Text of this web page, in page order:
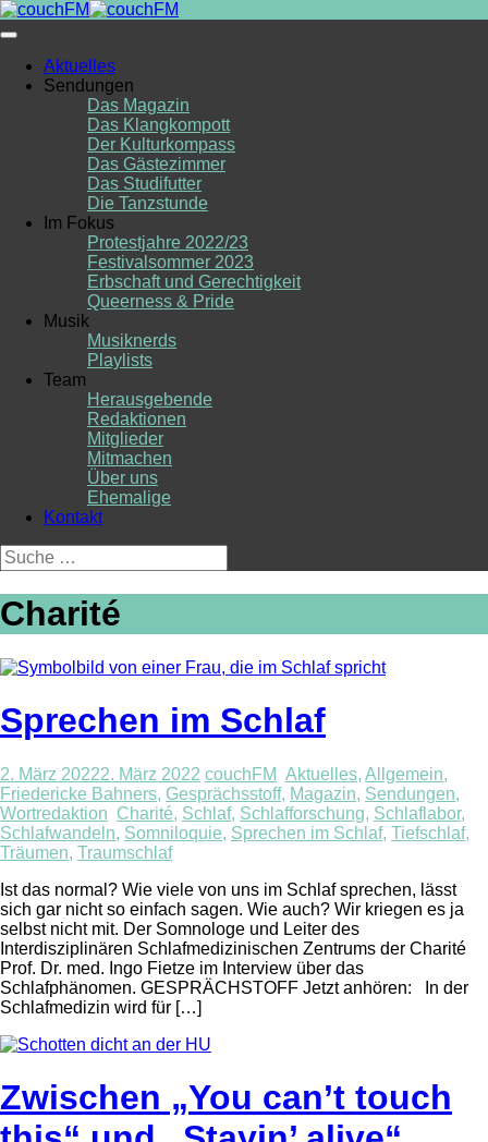
Skip
to
Aktuelles
Sendungen
Das Magazin
Das Klangkompott
Der Kulturkompass
Das Gästezimmer
Das Studifutter
Die Tanzstunde
Im Fokus
Protestjahre 2022/23
Festivalsommer 2023
Erbschaft und Gerechtigkeit
Queerness & Pride
Musik
Musiknerds
Playlists
Team
Herausgebende
Redaktionen
Mitglieder
Mitmachen
Über uns
Ehemalige
Kontakt
Suche
nach:
Charité
Sprechen im Schlaf
2. März 20222. März 2022 couchFM Aktuelles, Allgemein,
Friedericke Bahners, Gesprächsstoff, Magazin, Sendungen,
Wortredaktion Charité, Schlaf, Schlafforschung, Schlaflabor,
Schlafwandeln, Somniloquie, Sprechen im Schlaf, Tiefschlaf,
Träumen, Traumschlaf
Ist das normal? Wie viele von uns im Schlaf sprechen, lässt
sich gar nicht so einfach sagen. Wie auch? Wir kriegen es ja
selbst nicht mit. Der Somnologe und Leiter des
Interdisziplinären Schlafmedizinischen Zentrums der Charité
Prof. Dr. med. Ingo Fietze im Interview über das
Schlafphänomen. GESPRÄCHSTOFF Jetzt anhören: In der
Schlafmedizin wird für […]
Zwischen „You can’t touch